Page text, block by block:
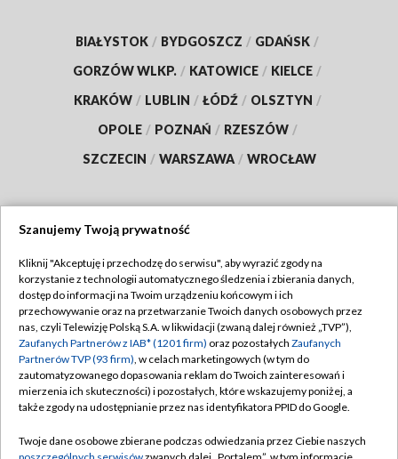
BIAŁYSTOK / BYDGOSZCZ / GDAŃSK /
GORZÓW WLKP. / KATOWICE / KIELCE /
KRAKÓW / LUBLIN / ŁÓDŹ / OLSZTYN /
OPOLE / POZNAŃ / RZESZÓW /
SZCZECIN / WARSZAWA / WROCŁAW
TVP
Abonament TVP
Emisja w TVP
Centrum informacji TVP
Naziemna Telewizja Cyfrowa
Rada Programowa
Regulamin TVP
Polityka prywatności
Moje zgody
Pomoc
Szanujemy Twoją prywatność
Kliknij "Akceptuję i przechodzę do serwisu", aby wyrazić zgody na
korzystanie z technologii automatycznego śledzenia i zbierania danych,
dostęp do informacji na Twoim urządzeniu końcowym i ich
przechowywanie oraz na przetwarzanie Twoich danych osobowych przez
nas, czyli Telewizję Polską S.A. w likwidacji (zwaną dalej również „TVP”),
Zaufanych Partnerów z IAB* (1201 firm) oraz pozostałych Zaufanych
Partnerów TVP (93 firm), w celach marketingowych (w tym do
zautomatyzowanego dopasowania reklam do Twoich zainteresowań i
mierzenia ich skuteczności) i pozostałych, które wskazujemy poniżej, a
także zgody na udostępnianie przez nas identyfikatora PPID do Google.
Twoje dane osobowe zbierane podczas odwiedzania przez Ciebie naszych